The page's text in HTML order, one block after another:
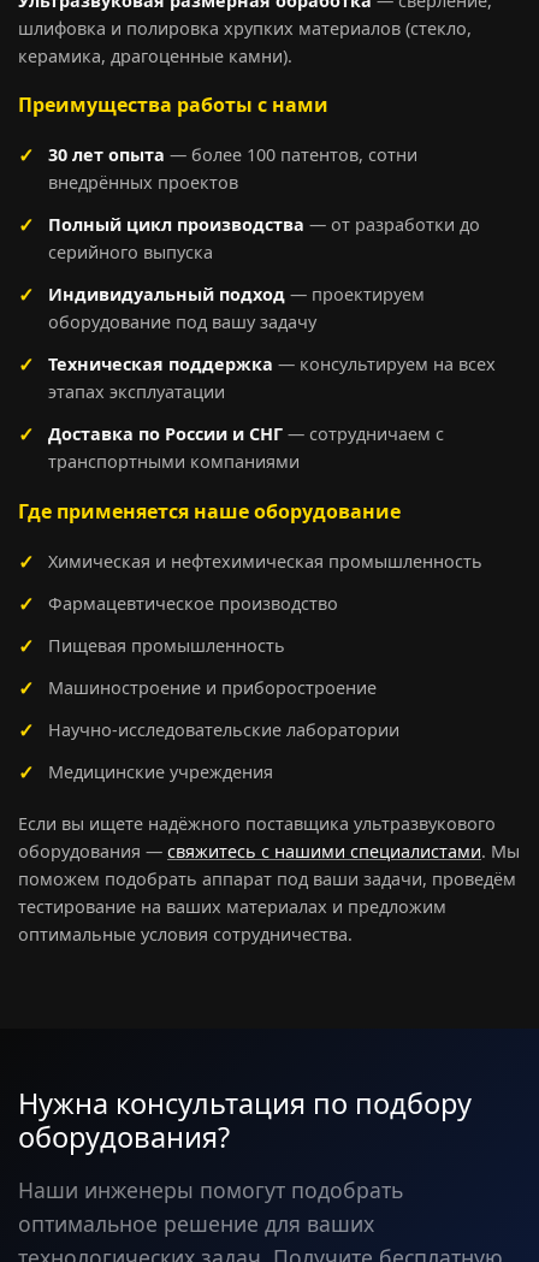
шлифовка и полировка хрупких материалов (стекло,
керамика, драгоценные камни).
Преимущества работы с нами
30 лет опыта — более 100 патентов, сотни
внедрённых проектов
Полный цикл производства — от разработки до
серийного выпуска
Индивидуальный подход — проектируем
оборудование под вашу задачу
Техническая поддержка — консультируем на всех
этапах эксплуатации
Доставка по России и СНГ — сотрудничаем с
транспортными компаниями
Где применяется наше оборудование
Химическая и нефтехимическая промышленность
Фармацевтическое производство
Пищевая промышленность
Машиностроение и приборостроение
Научно-исследовательские лаборатории
Медицинские учреждения
Если вы ищете надёжного поставщика ультразвукового
оборудования — свяжитесь с нашими специалистами. Мы
поможем подобрать аппарат под ваши задачи, проведём
тестирование на ваших материалах и предложим
оптимальные условия сотрудничества.
Нужна консультация по подбору
оборудования?
Наши инженеры помогут подобрать
оптимальное решение для ваших